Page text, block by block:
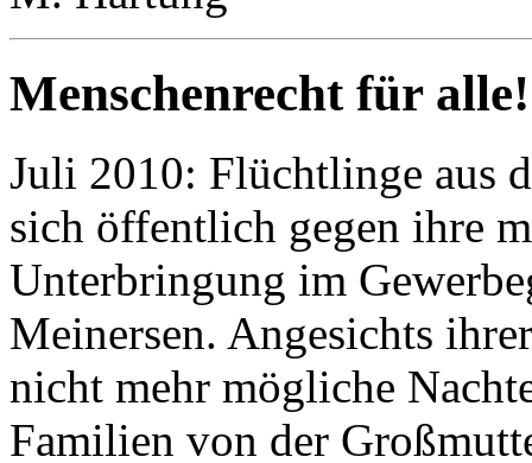
Menschenrecht für alle!
Juli 2010: Flüchtlinge aus
sich öffentlich gegen ihre
Unterbringung im
Meinersen. Angesichts
nicht mehr mögliche
Familien von der